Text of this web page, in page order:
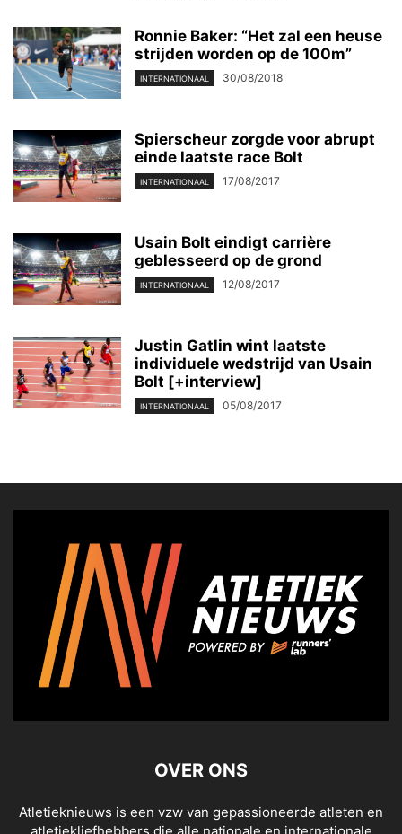
Ronnie Baker: “Het zal een heuse
strijden worden op de 100m”
INTERNATIONAAL 30/08/2018
Spierscheur zorgde voor abrupt
einde laatste race Bolt
INTERNATIONAAL 17/08/2017
Usain Bolt eindigt carrière
geblesseerd op de grond
INTERNATIONAAL 12/08/2017
Justin Gatlin wint laatste
individuele wedstrijd van Usain
Bolt [+interview]
INTERNATIONAAL 05/08/2017
OVER ONS
Atletieknieuws is een vzw van gepassioneerde atleten en